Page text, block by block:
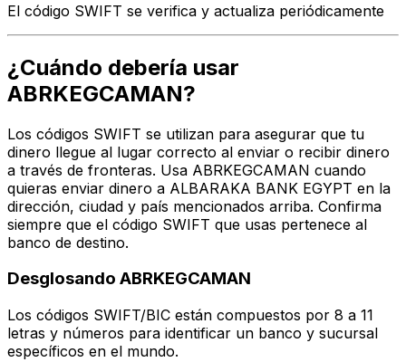
El código SWIFT se verifica y actualiza periódicamente
¿Cuándo debería usar
ABRKEGCAMAN?
Los códigos SWIFT se utilizan para asegurar que tu
dinero llegue al lugar correcto al enviar o recibir dinero
a través de fronteras. Usa ABRKEGCAMAN cuando
quieras enviar dinero a ALBARAKA BANK EGYPT en la
dirección, ciudad y país mencionados arriba. Confirma
siempre que el código SWIFT que usas pertenece al
banco de destino.
Desglosando ABRKEGCAMAN
Los códigos SWIFT/BIC están compuestos por 8 a 11
letras y números para identificar un banco y sucursal
específicos en el mundo.